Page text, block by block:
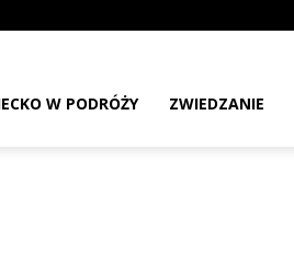
W PODRÓŻY ZWIEDZANIE